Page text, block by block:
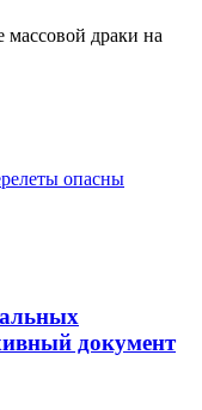
массовой драки на
опасны
документ